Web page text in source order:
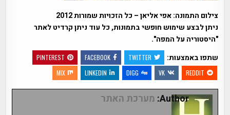
צילום התמונה: אפי אליאן – כל הזכויות שמורות 2012
ניתן לבצע שימוש חופשי בתמונות, כל עוד ניתן קרדיט לאתר
"היסטוריה על המפה".
שתפו באמצעות:
TWITTER
FACEBOOK
PINTEREST
REDDIT
VK
DIGG
LINKEDIN
MIX
Author: מערכת האתר